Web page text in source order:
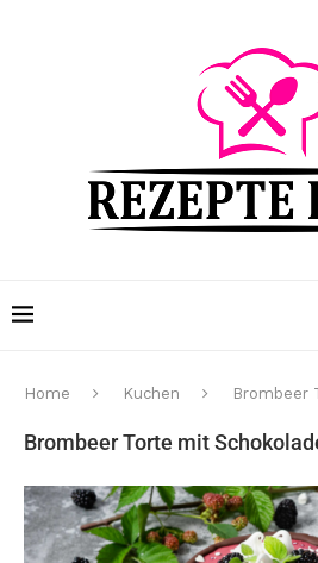
Home Kuchen Brombeer
Brombeer Torte mit